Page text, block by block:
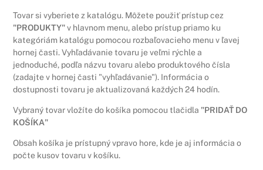
Tovar si vyberiete z katalógu. Môžete použiť prístup cez
"PRODUKTY"v hlavnom menu, alebo prístup priamo ku
kategóriám katalógu pomocou rozbaľovacieho menu v ľavej
hornej časti. Vyhľadávanie tovaru je veľmi rýchle a
jednoduché, podľa názvu tovaru alebo produktového čísla
(zadajte v hornej časti "vyhľadávanie"). Informácia o
dostupnosti tovaru je aktualizovaná každých 24 hodín.
Vybraný tovar vložíte do košíka pomocou tlačidla "PRIDAŤ DO
KOŠÍKA"
Obsah košíka je prístupný vpravo hore, kde je aj informácia o
počte kusov tovaru v košíku.